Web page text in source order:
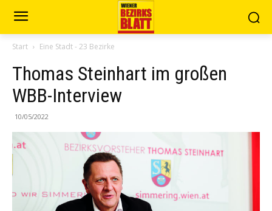
Start Eine Stadt - 23 Bezirke
Thomas Steinhart im großen
WBB-Interview
10/05/2022